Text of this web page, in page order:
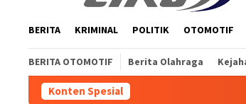
BERITA KRIMINAL POLITIK OTOMOTIF
BERITA OTOMOTIF Berita Olahraga
Konten Spesial